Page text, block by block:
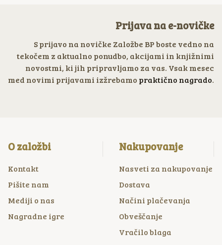
Prijava na e-novičke
S prijavo na novičke Založbe BP boste vedno na
tekočem z aktualno ponudbo, akcijami in knjižnimi
novostmi, ki jih pripravljamo za vas. Vsak mesec
med novimi prijavami izžrebamo praktično nagrado.
O založbi
Kontakt
Pišite nam
Mediji o nas
Nagradne igre
Nakupovanje
Nasveti za nakupovanje
Dostava
Načini plačevanja
Obveščanje
Vračilo blaga